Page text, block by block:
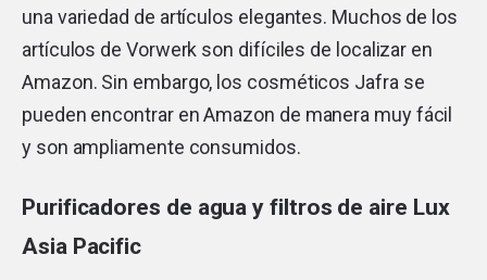
una variedad de artículos elegantes. Muchos de los
artículos de Vorwerk son difíciles de localizar en
Amazon. Sin embargo, los cosméticos Jafra se
pueden encontrar en Amazon de manera muy fácil
y son ampliamente consumidos.
Purificadores de agua y filtros de aire Lux
Asia Pacific